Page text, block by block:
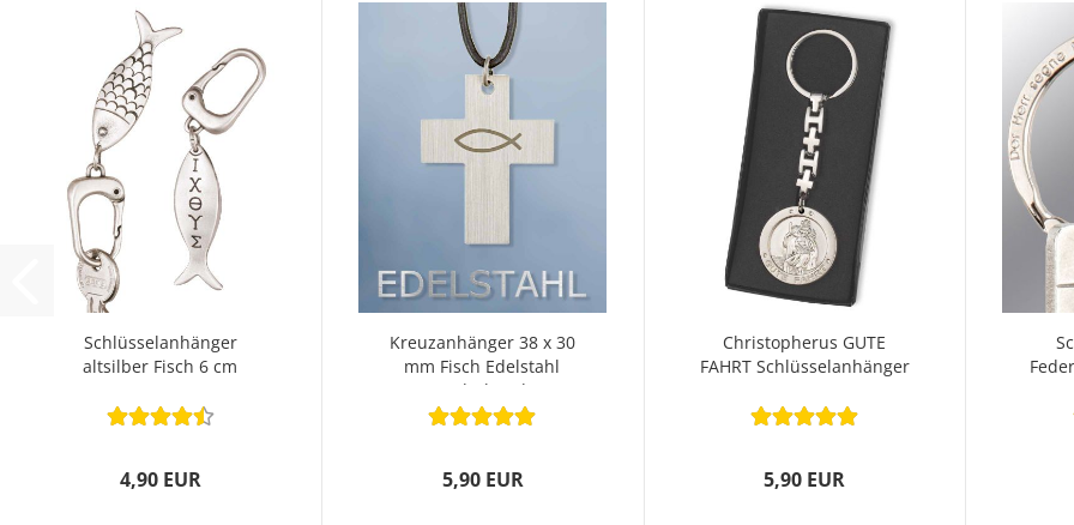
Schlüsselanhänger
altsilber Fisch 6 cm
4,90 EUR
Kreuzanhänger 38 x 30
mm Fisch Edelstahl
Lederband
5,90 EUR
Christopherus GUTE
FAHRT Schlüsselanhänger
5,90 EUR